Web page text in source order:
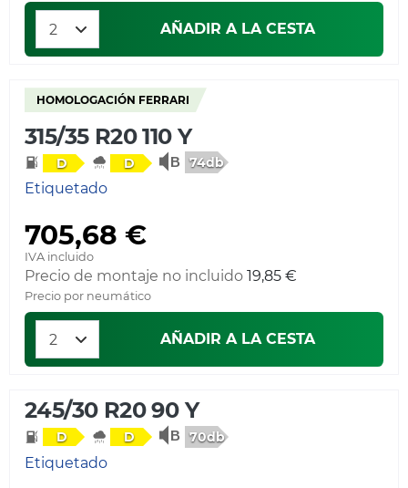
AÑADIR A LA CESTA
HOMOLOGACIÓN FERRARI
315/35 R20 110 Y
D D 74db
Etiquetado
705,68 €
IVA incluido
Precio de montaje no incluido 19,85 €
Precio por neumático
AÑADIR A LA CESTA
245/30 R20 90 Y
D D 70db
Etiquetado